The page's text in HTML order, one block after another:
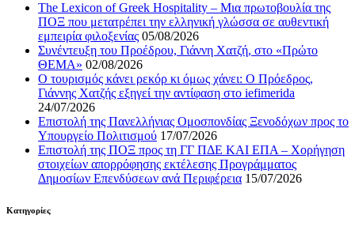
The Lexicon of Greek Hospitality – Μια πρωτοβουλία της
ΠΟΞ που μετατρέπει την ελληνική γλώσσα σε αυθεντική
εμπειρία φιλοξενίας 05/08/2026
Συνέντευξη του Προέδρου, Γιάννη Χατζή, στο «Πρώτο
ΘΕΜΑ» 02/08/2026
Ο τουρισμός κάνει ρεκόρ κι όμως χάνει: Ο Πρόεδρος,
Γιάννης Χατζής εξηγεί την αντίφαση στο iefimerida
24/07/2026
Επιστολή της Πανελλήνιας Ομοσπονδίας Ξενοδόχων προς το
Υπουργείο Πολιτισμού 17/07/2026
Επιστολή της ΠΟΞ προς τη ΓΓ ΠΔΕ ΚΑΙ ΕΠΑ – Χορήγηση
στοιχείων απορρόφησης εκτέλεσης Προγράμματος
Δημοσίων Επενδύσεων ανά Περιφέρεια 15/07/2026
Kατηγορίες